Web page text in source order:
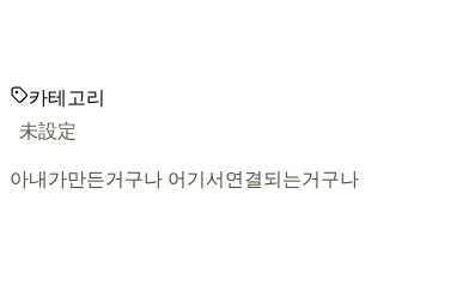
카테고리
未設定
아내가만든거구나 어기서연결되는거구나